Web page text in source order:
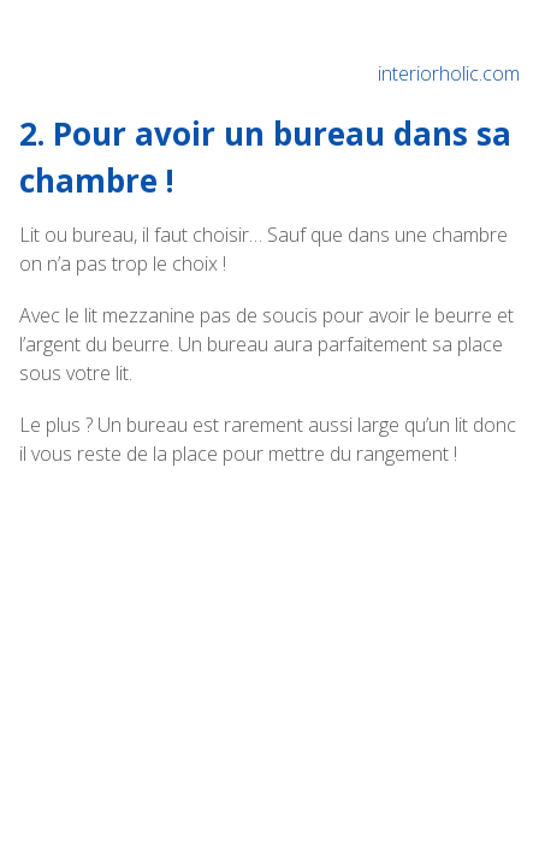
interiorholic.com
2. Pour avoir un bureau dans sa
chambre !
Lit ou bureau, il faut choisir… Sauf que dans une chambre
on n’a pas trop le choix !
Avec le lit mezzanine pas de soucis pour avoir le beurre et
l’argent du beurre. Un bureau aura parfaitement sa place
sous votre lit.
Le plus ? Un bureau est rarement aussi large qu’un lit donc
il vous reste de la place pour mettre du rangement !